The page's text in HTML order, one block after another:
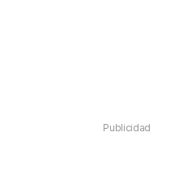
Publicidad